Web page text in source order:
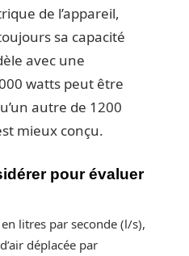
de l’appareil,
sa capacité
avec une
watts peut être
autre de 1200
mieux conçu.
pour évaluer
litres par seconde (l/s),
déplacée par